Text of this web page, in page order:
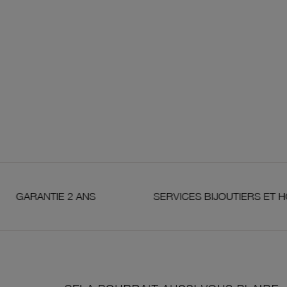
ANS SERVICES BIJOUTIERS ET HORLOGERS